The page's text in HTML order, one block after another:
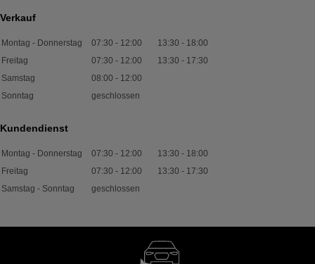
Verkauf
Montag - Donnerstag 07:30 - 12:00 13:30 - 18:00
Freitag
07:30 - 12:00 13:30 - 17:30
Samstag
08:00 - 12:00
Sonntag
geschlossen
Kundendienst
Montag - Donnerstag 07:30 - 12:00 13:30 - 18:00
Freitag
07:30 - 12:00 13:30 - 17:30
Samstag - Sonntag
geschlossen